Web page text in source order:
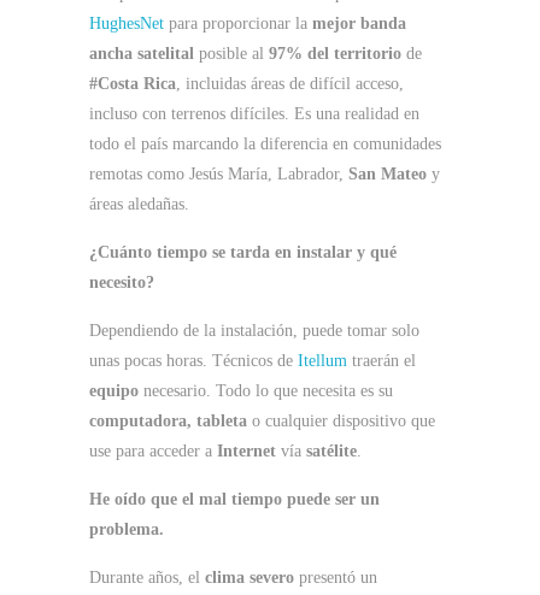
HughesNet para proporcionar la mejor banda
ancha satelital posible al 97% del territorio de
#Costa Rica , incluidas áreas de difícil acceso,
incluso con terrenos difíciles. Es una realidad en
todo el país marcando la diferencia en comunidades
remotas como Jesús María, Labrador, San Mateo y
áreas aledañas.
¿Cuánto tiempo se tarda en instalar y qué
necesito?
Dependiendo de la instalación, puede tomar solo
unas pocas horas. Técnicos de Itellum traerán el
equipo necesario. Todo lo que necesita es su
computadora, tableta o cualquier dispositivo que
use para acceder a Internet vía satélite
He oído que el mal tiempo puede ser un
problema.
Durante años, el clima severo presentó un